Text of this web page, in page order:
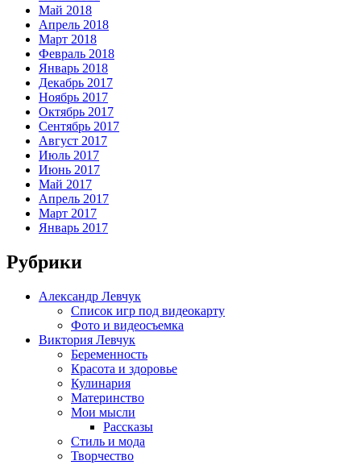
Май 2018
Апрель 2018
Март 2018
Февраль 2018
Январь 2018
Декабрь 2017
Ноябрь 2017
Октябрь 2017
Сентябрь 2017
Август 2017
Июль 2017
Июнь 2017
Май 2017
Апрель 2017
Март 2017
Январь 2017
Рубрики
Александр Левчук
Список игр под видеокарту
Фото и видеосъемка
Виктория Левчук
Беременность
Красота и здоровье
Кулинария
Материнство
Мои мысли
Рассказы
Стиль и мода
Творчество